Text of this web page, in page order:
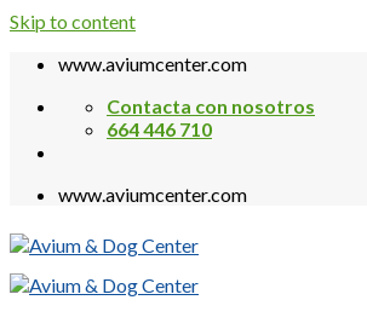
Skip to content
www.aviumcenter.com
Contacta con nosotros
664 446 710
www.aviumcenter.com